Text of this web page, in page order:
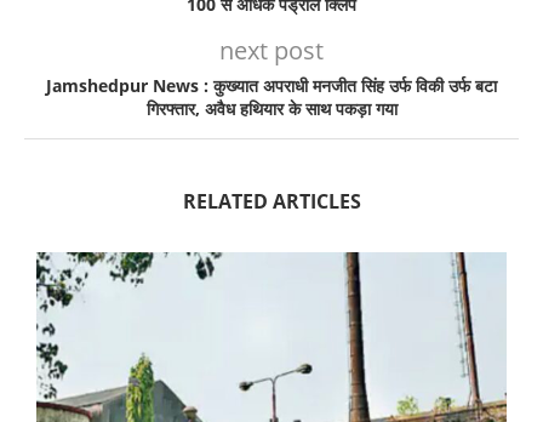
next post
Jamshedpur News : कुख्यात अपराधी मनजीत सिंह उर्फ विकी उर्फ बटा
गिरफ्तार, अवैध हथियार के साथ पकड़ा गया
RELATED ARTICLES